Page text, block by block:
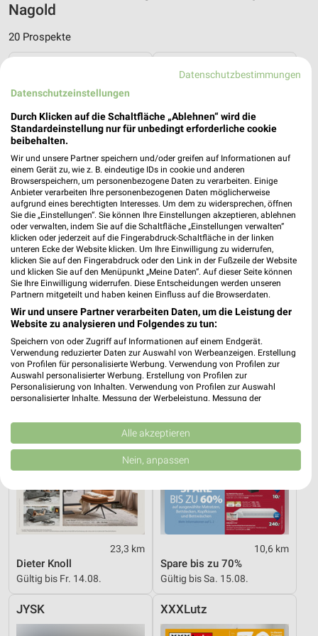
Nagold
20 Prospekte
23,3 km
Gartenmöbel-Abverkauf
Gültig bis Fr. 28.08.
23,3 km
Junges Wohnen
Gültig bis Fr. 14.08.
XXXLutz
23,3 km
Dieter Knoll
Gültig bis Fr. 14.08.
JYSK
10,6 km
Spare bis zu 70%
Gültig bis Sa. 15.08.
JYSK XXXLutz
Datenschutzbestimmungen
Datenschutzeinstellungen
Durch Klicken auf die Schaltfläche „Ablehnen“ wird die
Standardeinstellung nur für unbedingt erforderliche cookie
beibehalten.
Wir und unsere Partner speichern und/oder greifen auf Informationen auf
einem Gerät zu, wie z. B. eindeutige IDs in cookie und anderen
Browserspeichern, um personenbezogene Daten zu verarbeiten. Einige
Anbieter verarbeiten Ihre personenbezogenen Daten möglicherweise
aufgrund eines berechtigten Interesses. Um dem zu widersprechen, öffnen
Sie die „Einstellungen“. Sie können Ihre Einstellungen akzeptieren, ablehnen
oder verwalten, indem Sie auf die Schaltfläche „Einstellungen verwalten“
klicken oder jederzeit auf die Fingerabdruck-Schaltfläche in der linken
unteren Ecke der Website klicken. Um Ihre Einwilligung zu widerrufen,
klicken Sie auf den Fingerabdruck oder den Link in der Fußzeile der Website
und klicken Sie auf den Menüpunkt „Meine Daten“. Auf dieser Seite können
Sie Ihre Einwilligung widerrufen. Diese Entscheidungen werden unseren
Partnern mitgeteilt und haben keinen Einfluss auf die Browserdaten.
Wir und unsere Partner verarbeiten Daten, um die Leistung der
Website zu analysieren und Folgendes zu tun:
Speichern von oder Zugriff auf Informationen auf einem Endgerät.
Verwendung reduzierter Daten zur Auswahl von Werbeanzeigen. Erstellung
von Profilen für personalisierte Werbung. Verwendung von Profilen zur
Auswahl personalisierter Werbung. Erstellung von Profilen zur
Personalisierung von Inhalten. Verwendung von Profilen zur Auswahl
personalisierter Inhalte. Messung der Werbeleistung. Messung der
Kombinationen von Daten aus verschiedenen Quellen. Entwicklung und
Verbesserung der Angebote. Verwendung reduzierter Daten zur Auswahl
von Inhalten.
Daten können außerhalb der Europäischen Union weitergegeben und in die
Website/App.
Partnerliste anzeigen (1 IAB-Anbieter)
Wir nutzen Ihre Daten für folgende Zwecke:
IAB-Verarbeitungszwecke:
Speichern von oder Zugriff auf Informationen
auf einem Endgerät
Verwendung reduzierter Daten zur Auswahl von
Werbeanzeigen
Alle akzeptieren
Nein, anpassen